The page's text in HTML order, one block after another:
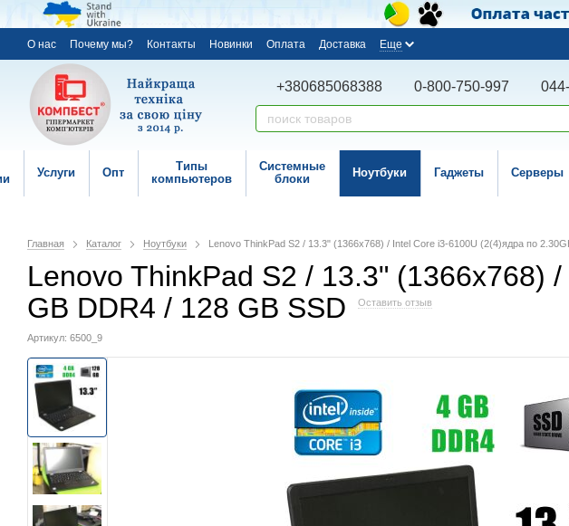
О нас Почему мы? Контакты Новинки Оплата Доставка Еще
+380685068388 0-800-750-997
Услуги Опт
Типы
компьютеров
Системные
блоки
Ноутбуки Гаджеты Серверы
Главная Каталог Ноутбуки Lenovo ThinkPad S2 / 13.3" (1366x768) / Intel Core i3-6100U (2(4)ядра по
Lenovo ThinkPad S2 / 13.3" (1366x768)
GB DDR4 / 128 GB SSD
Оставить отзыв
Артикул: 6500_9